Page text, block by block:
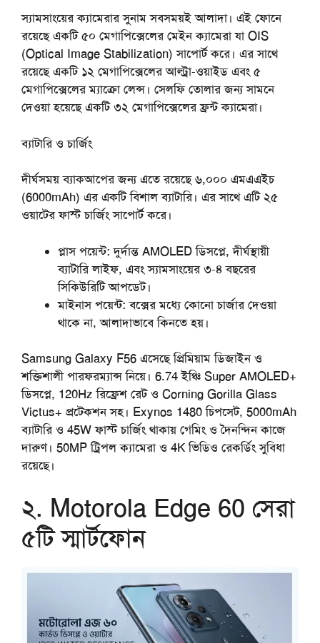
স্যামসাংয়ের ক্যামেরার সুনাম সবসময়ই আলাদা। এই ফোনে
রয়েছে একটি ৫০ মেগাপিক্সেলের মেইন ক্যামেরা যা OIS
(Optical Image Stabilization) সাপোর্ট করে। এর সাথে
রয়েছে একটি ১২ মেগাপিক্সেলের আল্ট্রা-ওয়াইড এবং ৫
মেগাপিক্সেলের ম্যাক্রো লেন্স। সেলফি তোলার জন্য সামনে
দেওয়া হয়েছে একটি ৩২ মেগাপিক্সেলের ফ্রন্ট ক্যামেরা।
ব্যাটারি ও চার্জিং
দীর্ঘসময় ব্যাকআপের জন্য এতে রয়েছে ৬,০০০ এমএএইচ
(6000mAh) এর একটি বিশাল ব্যাটারি। এর সাথে এটি ২৫
ওয়াটের ফাস্ট চার্জিং সাপোর্ট করে।
প্লাস পয়েন্ট: দুর্দান্ত AMOLED ডিসপ্লে, দীর্ঘস্থায়ী
ব্যাটারি লাইফ, এবং স্যামসাংয়ের ৩-৪ বছরের
সিকিউরিটি আপডেট।
মাইনাস পয়েন্ট: বক্সের মধ্যে কোনো চার্জার দেওয়া
থাকে না, আলাদাভাবে কিনতে হয়।
Samsung Galaxy F56 এসেছে প্রিমিয়াম ডিজাইন ও
শক্তিশালী পারফরম্যান্স নিয়ে। 6.74 ইঞ্চি Super AMOLED+
ডিসপ্লে, 120Hz রিফ্রেশ রেট ও Corning Gorilla Glass
Victus+ প্রটেকশন সহ। Exynos 1480 চিপসেট, 5000mAh
ব্যাটারি ও 45W ফাস্ট চার্জিং থাকায় গেমিং ও দৈনন্দিন কাজে
দারুণ। 50MP ট্রিপল ক্যামেরা ও 4K ভিডিও রেকর্ডিং সুবিধা
রয়েছে।
২. Motorola Edge 60 সেরা
৫টি স্মার্টফোন